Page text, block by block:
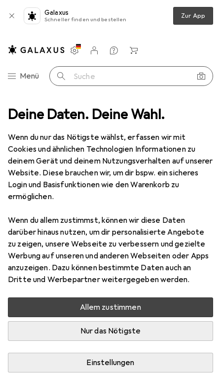
Deine Daten. Deine Wahl.
Wenn du nur das Nötigste wählst, erfassen wir mit
Cookies und ähnlichen Technologien Informationen zu
deinem Gerät und deinem Nutzungsverhalten auf unserer
Website. Diese brauchen wir, um dir bspw. ein sicheres
Login und Basisfunktionen wie den Warenkorb zu
ermöglichen.
Wenn du allem zustimmst, können wir diese Daten
darüber hinaus nutzen, um dir personalisierte Angebote
zu zeigen, unsere Webseite zu verbessern und gezielte
Werbung auf unseren und anderen Webseiten oder Apps
anzuzeigen. Dazu können bestimmte Daten auch an
Dritte und Werbepartner weitergegeben werden.
Allem zustimmen
Nur das Nötigste
Einstellungen
Galaxus
Schneller finden und bestellen Zur App
Navigation nach Kategorien
Menü Suche
Einstellungen
Kundenkonto
Vergleichslisten
Merklisten
Warenkorb
Smartphone Reparatur Smartphone Akku Ansmann Li-Ion Akku
3 Bilder
Ansmann Li-Ion Akku
EUR
29,90
1
Bewertungen Marke
Mehr von Ansmann
2 Stück bestellt
Benachrichtigen, wenn schneller verfügbar
Lieferort angeben für genaue Lieferzeit
In den Warenkorb